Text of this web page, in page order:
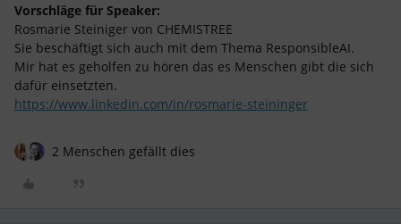
Vorschläge für Speaker:
Rosmarie Steiniger von CHEMISTREE
Sie beschäftigt sich auch mit dem Thema ResponsibleAI.
Mir hat es geholfen zu hören das es Menschen gibt die sich
dafür einsetzten.
https://www.linkedin.com/in/rosmarie-steininger
2 Menschen gefällt dies